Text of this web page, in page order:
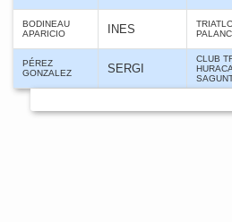
BODINEAU
APARICIO
INES
PÉREZ
GONZALEZ
SERGI
CLUB